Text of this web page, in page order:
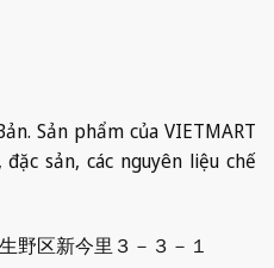
Sản phẩm của VIETMART
sản, các nguyên liệu chế
野区新今里３－３－１